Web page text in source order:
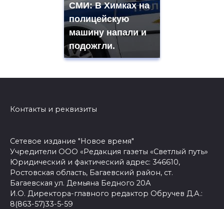
СМИ: В Химках на
полицейскую
машину напали и
подожгли.
Контакты и реквизиты
Сетевое издание "Новое время"
Учредители ООО «Редакция газеты «Светлый путь»
Юридический и фактический адрес: 346610,
Ростовская область, Багаевский район, ст.
Багаевская ул. Демьяна Бедного 20А
И.О. Директора-главного редактор Обручев Д.А.:
8(863-57)33-5-59